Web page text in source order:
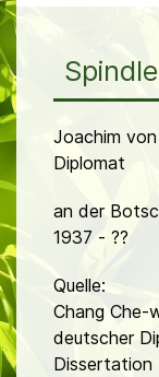
Joachim
Diplomat
an der
1937 - ??
Quelle:
Chang Che-
deutscher
Dissertation